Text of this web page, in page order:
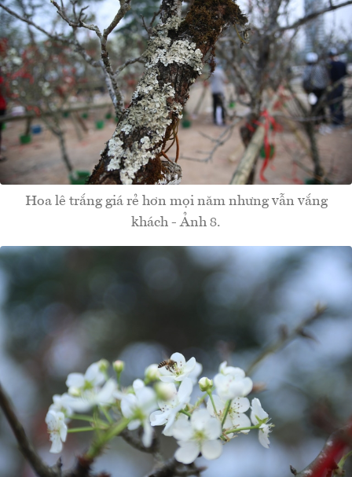
Hoa lê trắng giá rẻ hơn mọi năm nhưng vẫn vắng
khách - Ảnh 8.